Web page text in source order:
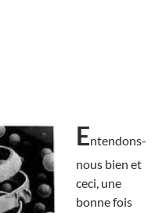
Entendons-
nous bien et
ceci, une
bonne fois